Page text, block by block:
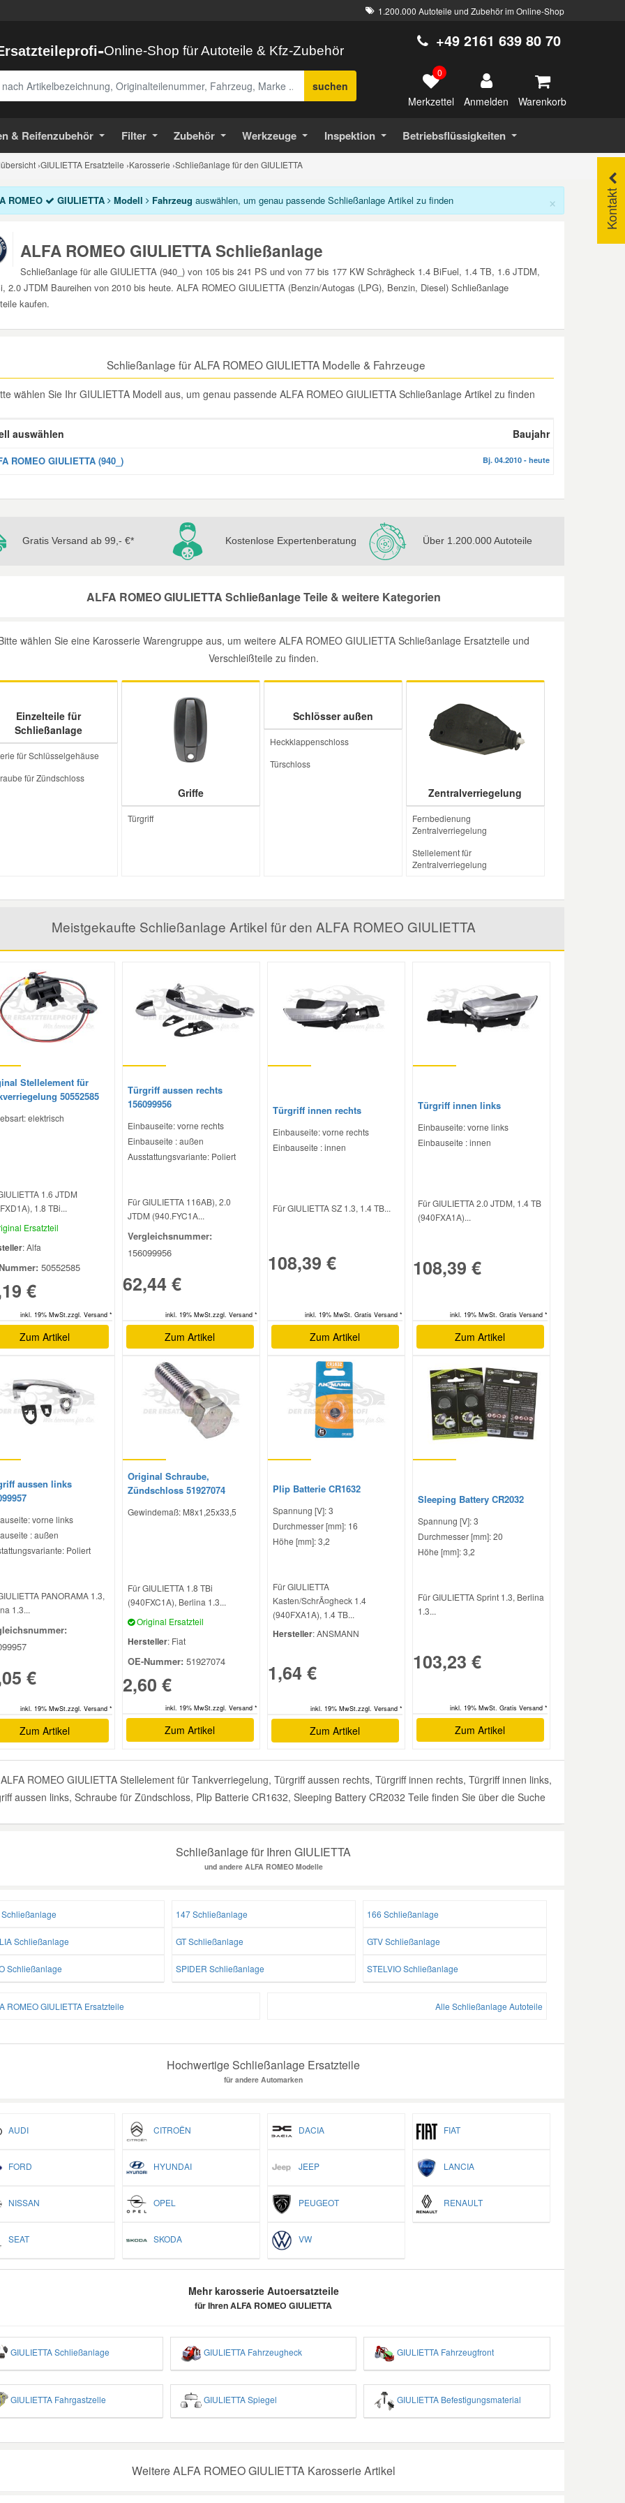
1.200.000 Autoteile und Zubehör im Online-Shop
-Online-Shop für Autoteile & Kfz-Zubehör
suchen
+49 2161 639 80 70
0
Merkzettel Anmelden Warenkorb
& Reifenzubehör Filter Zubehör Werkzeuge Inspektion Betriebsflüssigkeiten
›GIULIETTA Ersatzteile ›Karosserie ›Schließanlage für den GIULIETTA
Kontakt
×
ROMEO GIULIETTA Modell Fahrzeug auswählen, um genau passende Schließanlage Artikel zu finden
ALFA ROMEO GIULIETTA Schließanlage
Schließanlage für alle GIULIETTA (940_) von 105 bis 241 PS und von 77 bis 177 KW Schrägheck 1.4 BiFuel, 1.4 TB, 1.6 JTDM,
2.0 JTDM Baureihen von 2010 bis heute. ALFA ROMEO GIULIETTA (Benzin/Autogas (LPG), Benzin, Diesel) Schließanlage
kaufen.
Schließanlage für ALFA ROMEO GIULIETTA Modelle & Fahrzeuge
wählen Sie Ihr GIULIETTA Modell aus, um genau passende ALFA ROMEO GIULIETTA Schließanlage Artikel zu finden
auswählen Baujahr
ROMEO GIULIETTA (940_) Bj. 04.2010 - heute
Gratis Versand ab 99,- €* Kostenlose Expertenberatung Über 1.200.000 Autoteile
ALFA ROMEO GIULIETTA Schließanlage Teile & weitere Kategorien
wählen Sie eine Karosserie Warengruppe aus, um weitere ALFA ROMEO GIULIETTA Schließanlage Ersatzteile und
Verschleißteile zu finden.
Einzelteile für
Schließanlage
für Schlüsselgehäuse
für Zündschloss
Griffe
Türgriff
Schlösser außen
Heckklappenschloss
Türschloss
Zentralverriegelung
Fernbedienung
Zentralverriegelung
Stellelement für
Zentralverriegelung
Meistgekaufte Schließanlage Artikel für den ALFA ROMEO GIULIETTA
Stellelement für
50552585
elektrisch
1.6 JTDM
1.8 TBi...
Ersatzteil
: Alfa
50552585
€
inkl. 19% MwSt.zzgl. Versand *
Zum Artikel
Türgriff aussen rechts
156099956
Einbauseite: vorne rechts
Einbauseite : außen
Ausstattungsvariante: Poliert
Für GIULIETTA 116AB), 2.0
JTDM (940.FYC1A...
Vergleichsnummer:
156099956
62,44 €
inkl. 19% MwSt.zzgl. Versand *
Zum Artikel
Türgriff innen rechts
Einbauseite: vorne rechts
Einbauseite : innen
Für GIULIETTA SZ 1.3, 1.4 TB...
108,39 €
inkl. 19% MwSt. Gratis Versand *
Zum Artikel
Türgriff innen links
Einbauseite: vorne links
Einbauseite : innen
Für GIULIETTA 2.0 JTDM, 1.4 TB
(940FXA1A)...
108,39 €
inkl. 19% MwSt. Gratis Versand *
Zum Artikel
aussen links
vorne links
: außen
Poliert
PANORAMA 1.3,
1.3...
€
inkl. 19% MwSt.zzgl. Versand *
Zum Artikel
Original Schraube,
Zündschloss 51927074
Gewindemaß: M8x1,25x33,5
Für GIULIETTA 1.8 TBi
(940FXC1A), Berlina 1.3...
Original Ersatzteil
Hersteller: Fiat
OE-Nummer: 51927074
2,60 €
inkl. 19% MwSt.zzgl. Versand *
Zum Artikel
Plip Batterie CR1632
Spannung [V]: 3
Durchmesser [mm]: 16
Höhe [mm]: 3,2
Für GIULIETTA
Kasten/SchrÃ¤gheck 1.4
(940FXA1A), 1.4 TB...
Hersteller: ANSMANN
1,64 €
inkl. 19% MwSt.zzgl. Versand *
Zum Artikel
Sleeping Battery CR2032
Spannung [V]: 3
Durchmesser [mm]: 20
Höhe [mm]: 3,2
Für GIULIETTA Sprint 1.3, Berlina
1.3...
103,23 €
inkl. 19% MwSt. Gratis Versand *
Zum Artikel
ROMEO GIULIETTA Stellelement für Tankverriegelung, Türgriff aussen rechts, Türgriff innen rechts, Türgriff innen links,
aussen links, Schraube für Zündschloss, Plip Batterie CR1632, Sleeping Battery CR2032 Teile finden Sie über die Suche
Schließanlage für Ihren GIULIETTA
und andere ALFA ROMEO Modelle
147 Schließanlage 166 Schließanlage
Schließanlage GT Schließanlage GTV Schließanlage
Schließanlage SPIDER Schließanlage STELVIO Schließanlage
ROMEO GIULIETTA Ersatzteile Alle Schließanlage Autoteile
Hochwertige Schließanlage Ersatzteile
für andere Automarken
AUDI CITROËN DACIA FIAT
FORD HYUNDAI JEEP LANCIA
NISSAN OPEL PEUGEOT RENAULT
SEAT SKODA VW
Mehr karosserie Autoersatzteile
für Ihren ALFA ROMEO GIULIETTA
GIULIETTA Schließanlage GIULIETTA Fahrzeugheck GIULIETTA Fahrzeugfront
GIULIETTA Fahrgastzelle GIULIETTA Spiegel GIULIETTA Befestigungsmaterial
Weitere ALFA ROMEO GIULIETTA Karosserie Artikel